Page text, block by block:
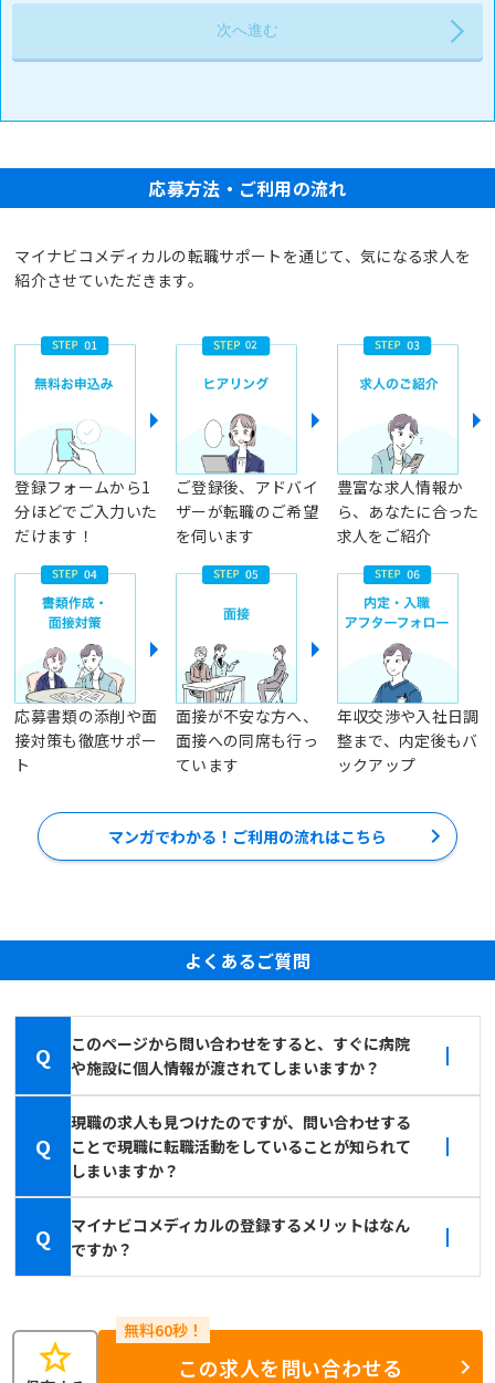
応募方法・ご利用の流れ
マイナビコメディカルの転職サポートを通じて、気になる求人を
紹介させていただきます。
登録フォームから1
分ほどでご入力いた
だけます！
ご登録後、アドバイ
ザーが転職のご希望
を伺います
豊富な求人情報か
ら、あなたに合った
求人をご紹介
応募書類の添削や面
接対策も徹底サポー
ト
面接が不安な方へ、
面接への同席も行っ
ています
年収交渉や入社日調
整まで、内定後もバ
ックアップ
マンガでわかる！ご利用の流れはこちら
よくあるご質問
Q
このページから問い合わせをすると、すぐに病院
や施設に個人情報が渡されてしまいますか？
Q
現職の求人も見つけたのですが、問い合わせする
ことで現職に転職活動をしていることが知られて
しまいますか？
Q
マイナビコメディカルの登録するメリットはなん
ですか？
star この求人を問い合わせる